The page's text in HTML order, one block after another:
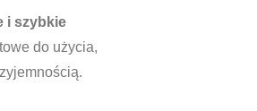
i szybkie
do użycia,